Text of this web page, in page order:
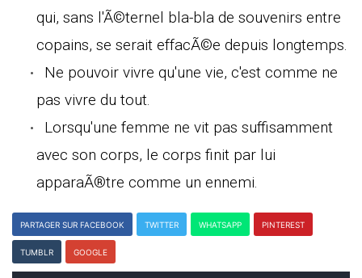
qui, sans l'Ã©ternel bla-bla de souvenirs entre
copains, se serait effacÃ©e depuis longtemps.
Ne pouvoir vivre qu'une vie, c'est comme ne
pas vivre du tout.
Lorsqu'une femme ne vit pas suffisamment
avec son corps, le corps finit par lui
apparaÃ®tre comme un ennemi.
PARTAGER SUR FACEBOOK TWITTER WHATSAPP PINTEREST
TUMBLR GOOGLE